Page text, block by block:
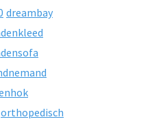
dreambay
orthopedisch